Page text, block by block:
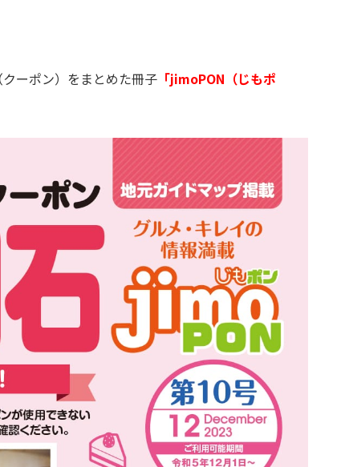
ーポン）をまとめた冊子 「jimoPON（じもポ